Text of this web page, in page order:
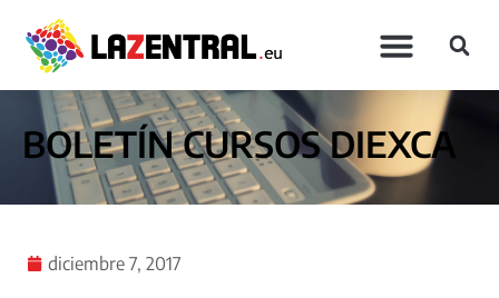
BOLETÍN CURSOS DIEXCA
diciembre 7, 2017